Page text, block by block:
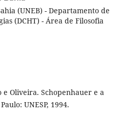
(UNEB) - Departamento de
(DCHT) - Área de Filosofia
e Oliveira. Schopenhauer e a
UNESP, 1994.